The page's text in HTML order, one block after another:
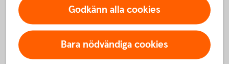
Husvagnsförsäkring
Släpvagnsförsäkring
Godkänn alla cookies
Bara nödvändiga cookies